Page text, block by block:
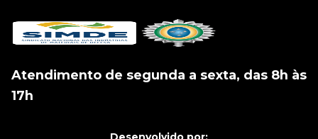
Atendimento de segunda a sexta, das 8h às
17h